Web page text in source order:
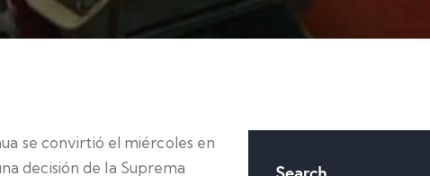
se convirtió el miércoles en
decisión de la Suprema